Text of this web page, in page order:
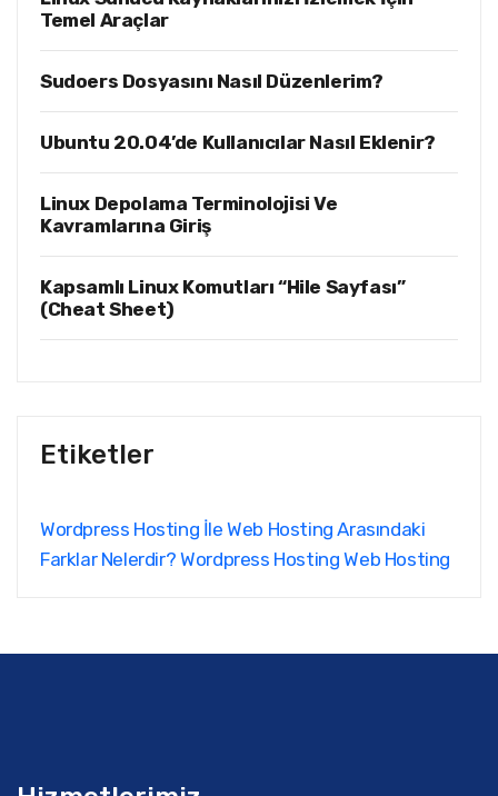
Temel Araçlar
Sudoers Dosyasını Nasıl Düzenlerim?
Ubuntu 20.04’de Kullanıcılar Nasıl Eklenir?
Linux Depolama Terminolojisi Ve
Kavramlarına Giriş
Kapsamlı Linux Komutları “Hile Sayfası”
(Cheat Sheet)
Etiketler
Wordpress Hosting İle Web Hosting Arasındaki
Farklar Nelerdir? Wordpress Hosting Web Hosting